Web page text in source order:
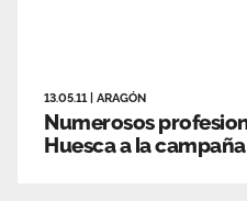
13.05.11 ARAGÓN
Numerosos
Huesca a la